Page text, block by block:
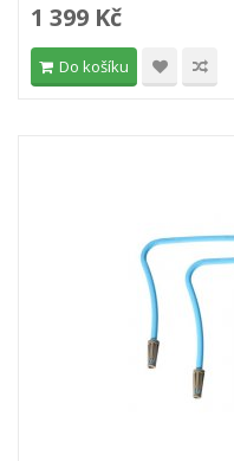
1 399 Kč
Do košíku